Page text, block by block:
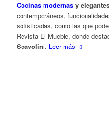
Cocinas modernasy elegantes
contemporáneos,
sofisticadas, como las que
Revista El Mueble, donde
Scavolini. Leer más